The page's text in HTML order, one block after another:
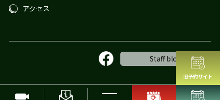
旧予約サイト
アクセス
Staff blog